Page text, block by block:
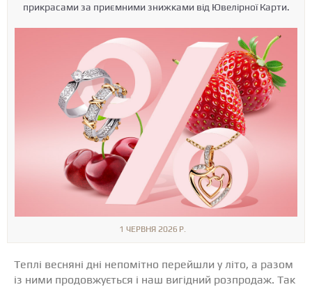
прикрасами за приємними знижками від Ювелірної Карти.
1 ЧЕРВНЯ 2026 Р.
Теплі весняні дні непомітно перейшли у літо, а разом
із ними продовжується і наш вигідний розпродаж. Так